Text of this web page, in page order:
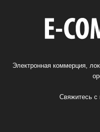
Электронная коммерция,
Свяжитесь с